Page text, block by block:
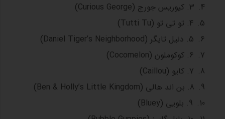
3. کیوریس جورج (Curious George)
4. تو تی تو (Tutti Tu)
5. دنیل تایگر (Daniel Tiger’s Neighborhood)
6. کوکوملون (Cocomelon)
7. کایو (Caillou)
8. بن اند هالی (Ben & Holly’s Little Kingdom)
9. بلویی (Bluey)